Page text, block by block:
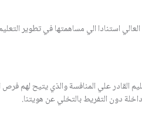
استنادا الي مساهمتها في تطوير
القادر علي المنافسة والذي يتيح لهم
دون التفريط بالتخلي عن هويتنا.